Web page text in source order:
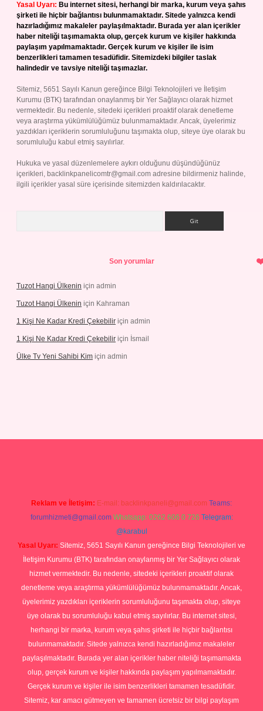
Yasal Uyarı: Bu internet sitesi, herhangi bir marka, kurum veya şahıs
şirketi ile hiçbir bağlantısı bulunmamaktadır. Sitede yalnızca kendi
hazırladığımız makaleler paylaşılmaktadır. Burada yer alan içerikler
haber niteliği taşımamakta olup, gerçek kurum ve kişiler hakkında
paylaşım yapılmamaktadır. Gerçek kurum ve kişiler ile isim
benzerlikleri tamamen tesadüfidir. Sitemizdeki bilgiler taslak
halindedir ve tavsiye niteliği taşımazlar.
Sitemiz, 5651 Sayılı Kanun gereğince Bilgi Teknolojileri ve İletişim
Kurumu (BTK) tarafından onaylanmış bir Yer Sağlayıcı olarak hizmet
vermektedir. Bu nedenle, sitedeki içerikleri proaktif olarak denetleme
veya araştırma yükümlülüğümüz bulunmamaktadır. Ancak, üyelerimiz
yazdıkları içeriklerin sorumluluğunu taşımakta olup, siteye üye olarak bu
sorumluluğu kabul etmiş sayılırlar.
Hukuka ve yasal düzenlemelere aykırı olduğunu düşündüğünüz
içerikleri, backlinkpanelicomtr@gmail.com adresine bildirmeniz halinde,
ilgili içerikler yasal süre içerisinde sitemizden kaldırılacaktır.
Son yorumlar
Tuzot Hangi Ülkenin için admin
Tuzot Hangi Ülkenin için Kahraman
1 Kişi Ne Kadar Kredi Çekebilir için admin
1 Kişi Ne Kadar Kredi Çekebilir için İsmail
Ülke Tv Yeni Sahibi Kim için admin
Reklam ve İletişim: E-mail: backlinkpaneli@gmail.com Teams:
forumhizmeti@gmail.com Whatsapp: 0262 606 0 726 Telegram:
@karabul
Yasal Uyarı: Sitemiz, 5651 Sayılı Kanun gereğince Bilgi Teknolojileri ve
İletişim Kurumu (BTK) tarafından onaylanmış bir Yer Sağlayıcı olarak
hizmet vermektedir. Bu nedenle, sitedeki içerikleri proaktif olarak
denetleme veya araştırma yükümlülüğümüz bulunmamaktadır. Ancak,
üyelerimiz yazdıkları içeriklerin sorumluluğunu taşımakta olup, siteye
üye olarak bu sorumluluğu kabul etmiş sayılırlar. Bu internet sitesi,
herhangi bir marka, kurum veya şahıs şirketi ile hiçbir bağlantısı
bulunmamaktadır. Sitede yalnızca kendi hazırladığımız makaleler
paylaşılmaktadır. Burada yer alan içerikler haber niteliği taşımamakta
olup, gerçek kurum ve kişiler hakkında paylaşım yapılmamaktadır.
Gerçek kurum ve kişiler ile isim benzerlikleri tamamen tesadüfidir.
Sitemiz, kar amacı gütmeyen ve tamamen ücretsiz bir bilgi paylaşım